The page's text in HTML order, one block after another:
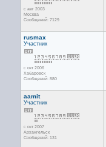
с авг 2003
Москва
Сообщений: 7129
rusmax
Участник
с окт 2006
Хабаровск
Сообщений: 880
aamit
Участник
с окт 2007
Архангельск
Сообщений: 131